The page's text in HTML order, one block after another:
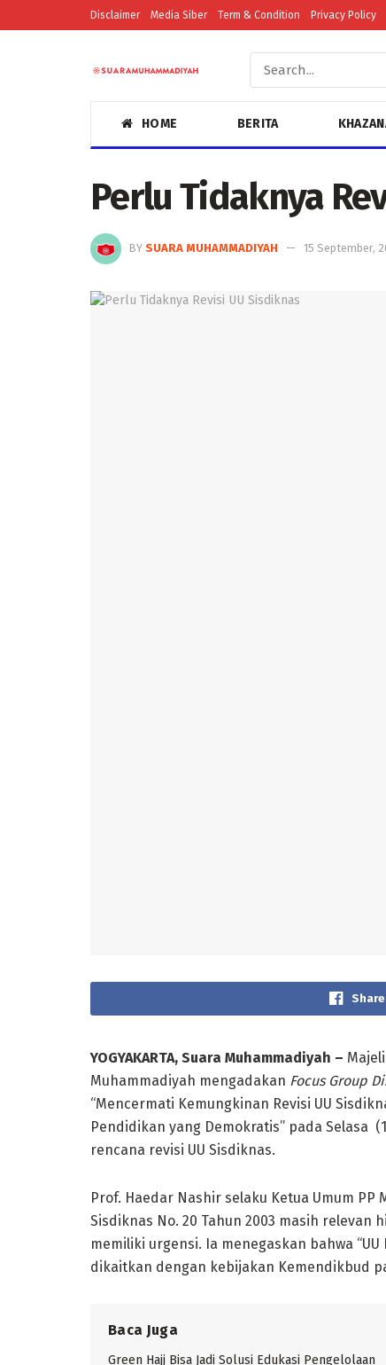
Disclaimer Media Siber Term & Condition Privacy Policy
HOME BERITA
Perlu Tidaknya
BY SUARA MUHAMMADIYAH 15 September,
Share
YOGYAKARTA, Suara Muhammadiyah –
Muhammadiyah mengadakan Focus Group
“Mencermati Kemungkinan Revisi UU
Pendidikan yang Demokratis” pada Selasa
rencana revisi UU Sisdiknas.
Prof. Haedar Nashir selaku Ketua Umum
Sisdiknas No. 20 Tahun 2003 masih
memiliki urgensi. Ia menegaskan bahwa
dikaitkan dengan kebijakan Kemendikbud
Baca Juga
Green Hajj Bisa Jadi Solusi Edukasi Pengelolaan